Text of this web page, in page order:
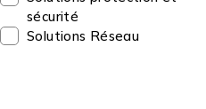
sécurité
Solutions Réseau